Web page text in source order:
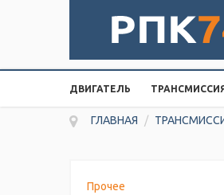
ДВИГАТЕЛЬ
ГЛАВНАЯ /
Прочее